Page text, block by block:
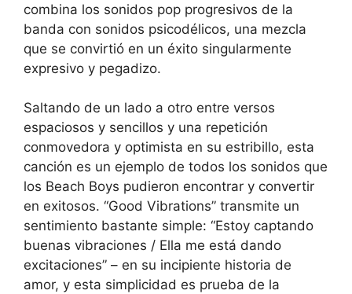
combina los sonidos pop progresivos de la
banda con sonidos psicodélicos, una mezcla
que se convirtió en un éxito singularmente
expresivo y pegadizo.
Saltando de un lado a otro entre versos
espaciosos y sencillos y una repetición
conmovedora y optimista en su estribillo, esta
canción es un ejemplo de todos los sonidos que
los Beach Boys pudieron encontrar y convertir
en exitosos. “Good Vibrations” transmite un
sentimiento bastante simple: “Estoy captando
buenas vibraciones / Ella me está dando
excitaciones” – en su incipiente historia de
amor, y esta simplicidad es prueba de la